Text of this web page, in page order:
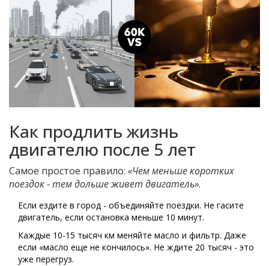
Как продлить жизнь
двигателю после 5 лет
Самое простое правило: «Чем меньше коротких
поездок - тем дольше живет двигатель».
Если ездите в город - объединяйте поездки. Не гасите
двигатель, если остановка меньше 10 минут.
Каждые 10-15 тысяч км меняйте масло и фильтр. Даже
если «масло еще не кончилось». Не ждите 20 тысяч - это
уже перегруз.